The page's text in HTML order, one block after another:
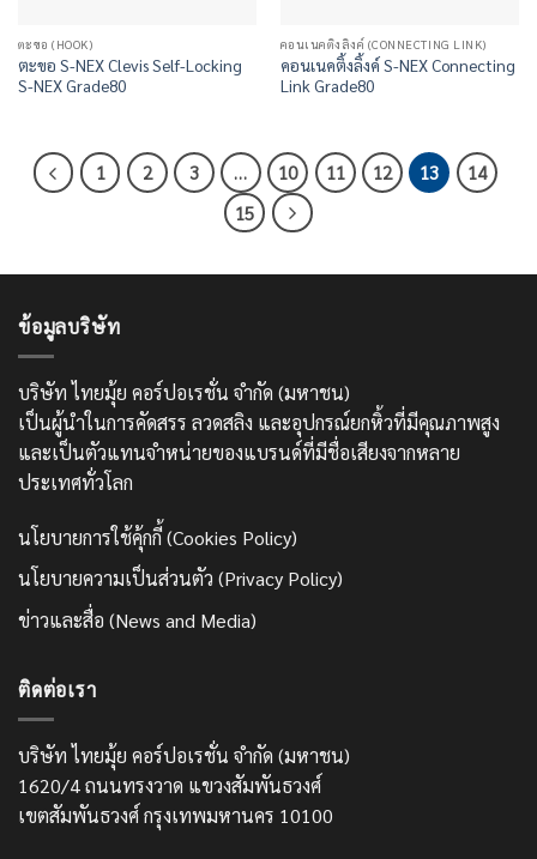
ตะขอ (HOOK)
ตะขอ S-NEX Clevis Self-Locking
S-NEX Grade80
คอนเนคติ้งลิ้งค์ (CONNECTING LINK)
คอนเนคติ้งลิ้งค์ S-NEX Connecting
Link Grade80
1 2 3 … 10 11 12 13
14
15
ข้อมูลบริษัท
บริษัท ไทยมุ้ย คอร์ปอเรชั่น จำกัด (มหาชน)
เป็นผู้นำในการคัดสรร ลวดสลิง และอุปกรณ์ยกหิ้วที่มีคุณภาพสูง
และเป็นตัวแทนจำหน่ายของแบรนด์ที่มีชื่อเสียงจากหลาย
ประเทศทั่วโลก
นโยบายการใช้คุ้กกี้ (Cookies Policy)
นโยบายความเป็นส่วนตัว (Privacy Policy)
ข่าวและสื่อ (News and Media)
ติดต่อเรา
บริษัท ไทยมุ้ย คอร์ปอเรชั่น จำกัด (มหาชน)
1620/4 ถนนทรงวาด แขวงสัมพันธวงศ์
เขตสัมพันธวงศ์ กรุงเทพมหานคร 10100